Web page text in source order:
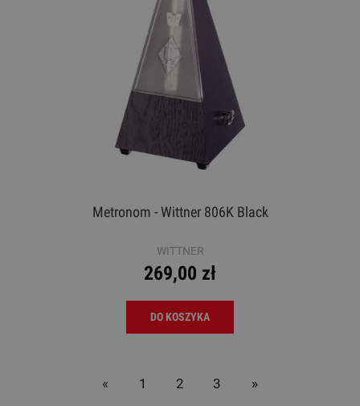
Metronom - Wittner 806K Black
WITTNER
269,00 zł
DO KOSZYKA
« 1 2 3 »